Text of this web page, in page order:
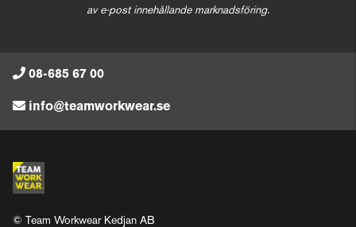
av e-post innehållande marknadsföring.
08-685 67 00
info@teamworkwear.se
© Team Workwear Kedjan AB